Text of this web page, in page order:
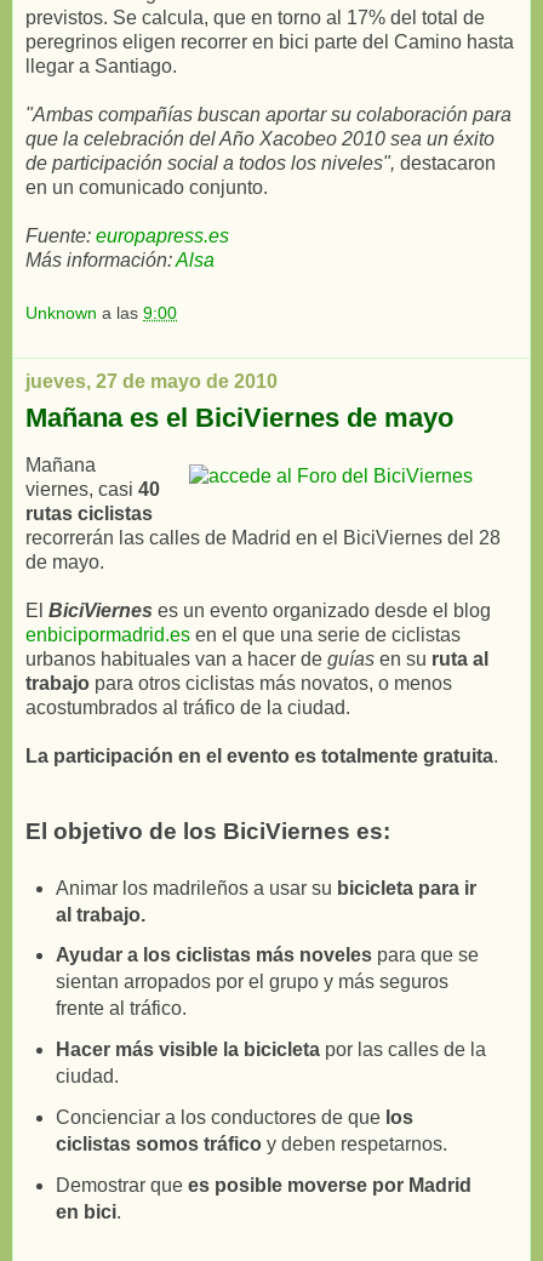
previstos. Se calcula, que en torno al 17% del total de
peregrinos eligen recorrer en bici parte del Camino hasta
llegar a Santiago.
"Ambas compañías buscan aportar su colaboración para
que la celebración del Año Xacobeo 2010 sea un éxito
de participación social a todos los niveles", destacaron
en un comunicado conjunto.
Fuente: europapress.es
Más información:Alsa
Unknown a las 9:00
jueves, 27 de mayo de 2010
Mañana es el BiciViernes de mayo
Mañana
viernes, casi 40
rutas ciclistas
recorrerán las calles de Madrid en el BiciViernes del 28
de mayo.
El BiciViernes es un evento organizado desde el blog
enbicipormadrid.es en el que una serie de ciclistas
urbanos habituales van a hacer de guías en su ruta al
trabajo para otros ciclistas más novatos, o menos
acostumbrados al tráfico de la ciudad.
La participación en el evento es totalmente gratuita.
El objetivo de los BiciViernes es:
Animar los madrileños a usar su bicicleta para ir
al trabajo.
Ayudar a los ciclistas más novelespara que se
sientan arropados por el grupo y más seguros
frente al tráfico.
Hacer más visible la bicicletapor las calles de la
ciudad.
Concienciar a los conductores de que los
ciclistas somos tráficoy deben respetarnos.
Demostrar que es posible moverse por Madrid
en bici.